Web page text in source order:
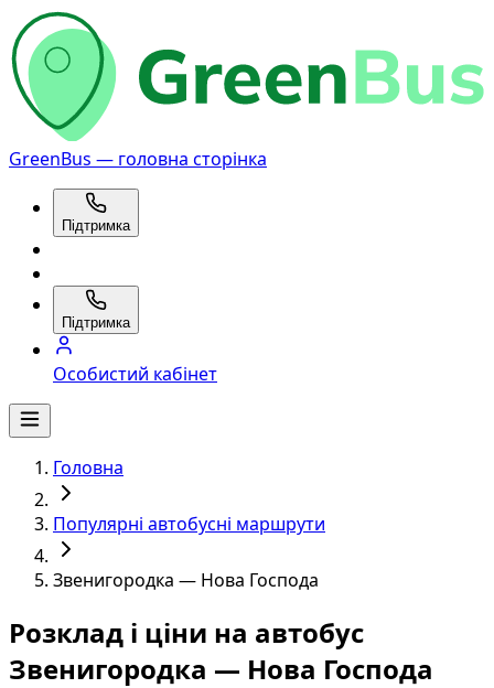
GreenBus — головна сторінка
Підтримка
Підтримка
Особистий кабінет
Головна
Популярні автобусні маршрути
Звенигородка — Нова Господа
Розклад і ціни на автобус
Звенигородка — Нова Господа